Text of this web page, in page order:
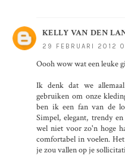
KELLY VAN DEN
29 FEBRUARI 2012
Oooh wow wat een leuke
Ik denk dat we
gebruiken om onze
ben ik een fan van de
Simpel, elegant, trendy
wel niet voor zo'n hoge
comfortabel in voelen.
je zou vallen op je